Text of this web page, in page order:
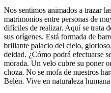
Nos sentimos animados a trazar
matrimonios entre personas de
difíciles de realizar. Aquí se trata
sus orígenes. Está formada de
brillante palacio del cielo,
deidad. ¿Cómo podrá efectuarse
morada. Un velo cubre su poner
choza. No se mofa de nuestros
Belén. Vive en naturaleza